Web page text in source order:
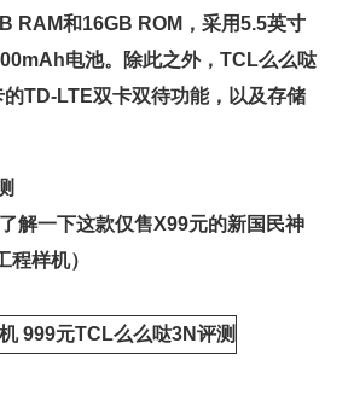
RAM和16GB ROM，采用5.5英寸
电池。除此之外， TCL么么哒
TD-LTE双卡双待功能，以及存储
一下这款仅售X99元的新国民神
程样机）